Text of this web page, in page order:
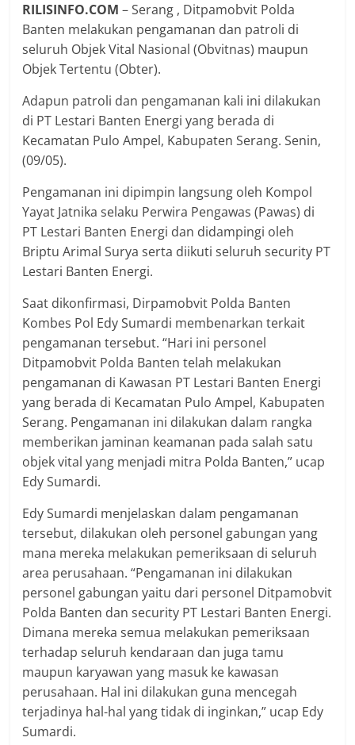
RILISINFO.COM – Serang , Ditpamobvit Polda
Banten melakukan pengamanan dan patroli di
seluruh Objek Vital Nasional (Obvitnas) maupun
Objek Tertentu (Obter).
Adapun patroli dan pengamanan kali ini dilakukan
di PT Lestari Banten Energi yang berada di
Kecamatan Pulo Ampel, Kabupaten Serang. Senin,
(09/05).
Pengamanan ini dipimpin langsung oleh Kompol
Yayat Jatnika selaku Perwira Pengawas (Pawas) di
PT Lestari Banten Energi dan didampingi oleh
Briptu Arimal Surya serta diikuti seluruh security PT
Lestari Banten Energi.
Saat dikonfirmasi, Dirpamobvit Polda Banten
Kombes Pol Edy Sumardi membenarkan terkait
pengamanan tersebut. “Hari ini personel
Ditpamobvit Polda Banten telah melakukan
pengamanan di Kawasan PT Lestari Banten Energi
yang berada di Kecamatan Pulo Ampel, Kabupaten
Serang. Pengamanan ini dilakukan dalam rangka
memberikan jaminan keamanan pada salah satu
objek vital yang menjadi mitra Polda Banten,” ucap
Edy Sumardi.
Edy Sumardi menjelaskan dalam pengamanan
tersebut, dilakukan oleh personel gabungan yang
mana mereka melakukan pemeriksaan di seluruh
area perusahaan. “Pengamanan ini dilakukan
personel gabungan yaitu dari personel Ditpamobvit
Polda Banten dan security PT Lestari Banten Energi.
Dimana mereka semua melakukan pemeriksaan
terhadap seluruh kendaraan dan juga tamu
maupun karyawan yang masuk ke kawasan
perusahaan. Hal ini dilakukan guna mencegah
terjadinya hal-hal yang tidak di inginkan,” ucap Edy
Sumardi.